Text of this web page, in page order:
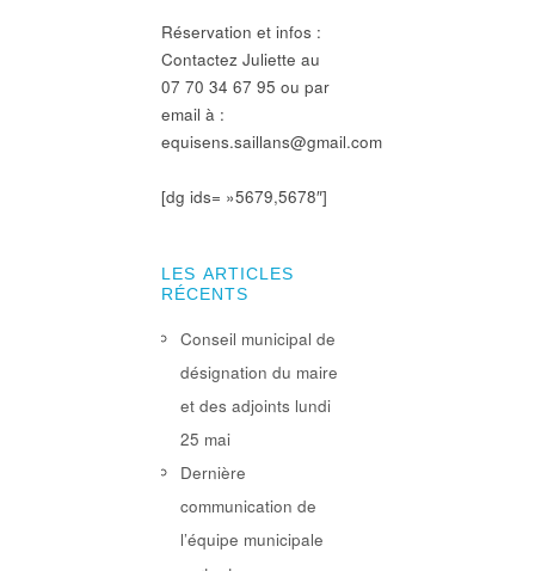
Réservation et infos :
Contactez Juliette au
07 70 34 67 95 ou par
email à :
equisens.saillans@gmail.com
[dg ids= »5679,5678″]
LES ARTICLES
RÉCENTS
Conseil municipal de
désignation du maire
et des adjoints lundi
25 mai
Dernière
communication de
l’équipe municipale